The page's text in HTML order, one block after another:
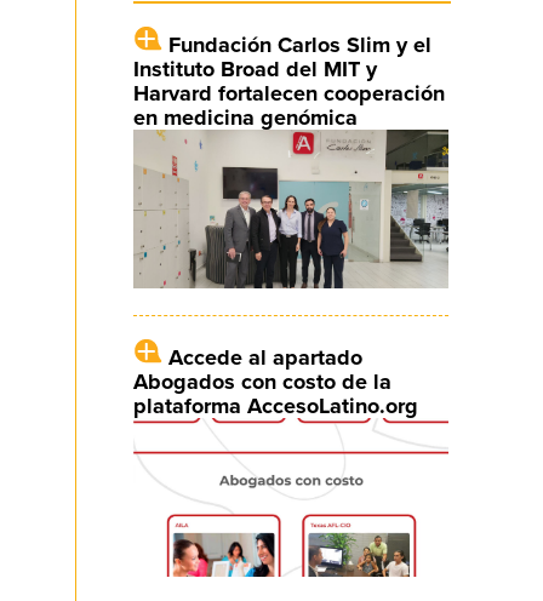
Fundación Carlos Slim y el
Instituto Broad del MIT y
Harvard fortalecen cooperación
en medicina genómica
Accede al apartado
Abogados con costo de la
plataforma AccesoLatino.org